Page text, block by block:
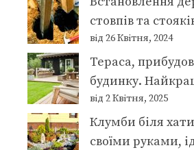
стовпів та
від 26 Квітня, 2024
Тераса,
будинку.
від 2 Квітня, 2025
Клумби біля
своїми руками,